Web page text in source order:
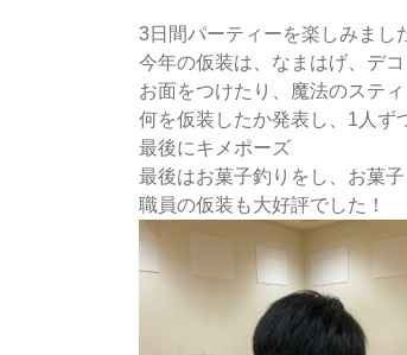
3日間パーティーを楽しみまし
今年の仮装は、なまはげ、デ
お面をつけたり、魔法のステ
何を仮装したか発表し、1人ず
最後にキメポーズ
最後はお菓子釣りをし、お菓
職員の仮装も大好評でした！